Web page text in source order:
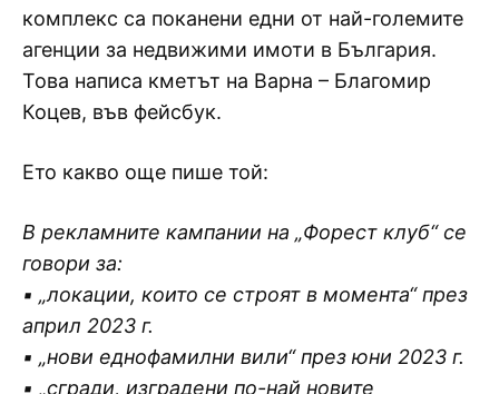
комплекс са поканени едни от най-големите
агенции за недвижими имоти в България.
Това написа кметът на Варна – Благомир
Коцев, във фейсбук.
Ето какво още пише той:
В рекламните кампании на „Форест клуб“ се
говори за:
▪ „локации, които се строят в момента“ през
април 2023 г.
▪ „нови еднофамилни вили“ през юни 2023 г.
▪ „сгради, изградени по-най новите